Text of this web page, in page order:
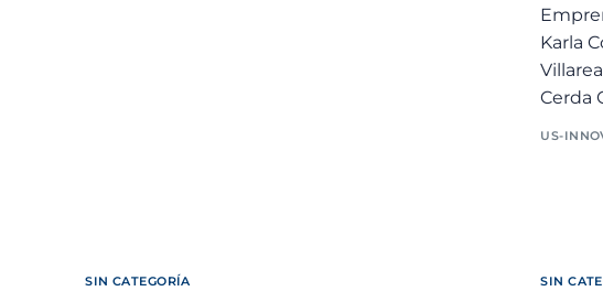
Karla
Cerda
US-
SIN CATEGORÍA SIN